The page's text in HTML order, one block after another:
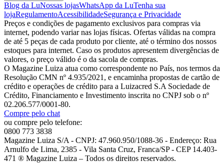
Blog da LuNossas lojasWhatsApp da LuTenha sua
lojaRegulamentoAcessibilidadeSegurança e Privacidade
Preços e condições de pagamento exclusivos para compras via
internet, podendo variar nas lojas físicas. Ofertas válidas na compra
de até 5 peças de cada produto por cliente, até o término dos nossos
estoques para internet. Caso os produtos apresentem divergências de
valores, o preço válido é o da sacola de compras.
O Magazine Luiza atua como correspondente no País, nos termos da
Resolução CMN nº 4.935/2021, e encaminha propostas de cartão de
crédito e operações de crédito para a Luizacred S.A Sociedade de
Crédito, Financiamento e Investimento inscrita no CNPJ sob o nº
02.206.577/0001-80.
Compre pelo chat
ou compre pelo telefone:
0800 773 3838
Magazine Luiza S/A - CNPJ: 47.960.950/1088-36 - Endereço: Rua
Arnulfo de Lima, 2385 - Vila Santa Cruz, Franca/SP - CEP 14.403-
471 ® Magazine Luiza – Todos os direitos reservados.